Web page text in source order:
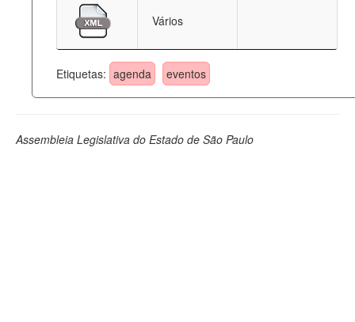
Administração
Legislação
Vários
Etiquetas: agenda eventos
Assembleia Legislativa do Estado de São Paulo